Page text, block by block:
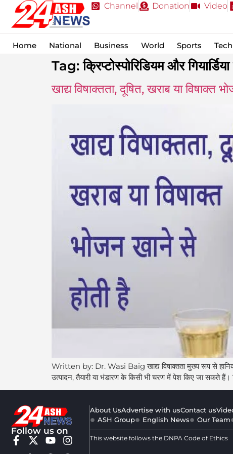
Channel Donation Video
Home National Business World Sports
Tag:क्रिप्टोस्पोरिडियम और
खाद्य विषाक्तता, दूषित, खराब या विषाक्त
Written by: Dr. Wasi Baig खाद्य विषाक्तता मुख्य रूप से हानिकारक
उत्पादन, तैयारी या भंडारण के किसी भी चरण में पेश किए जा सकते हैं।
Follow us on
About UsAdvertise with usContact us
ASH Group
English News Our Team
This website follows the DNPA Code of Ethics